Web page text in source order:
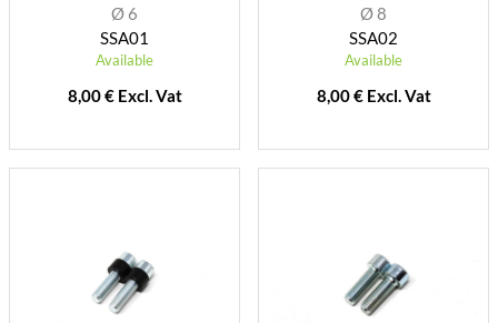
Ø 6
SSA01
Available
8,00 € Excl. Vat
Ø 8
SSA02
Available
8,00 € Excl. Vat